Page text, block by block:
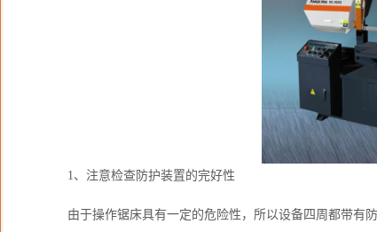
1、注意检查防护装置的完好性
由于操作锯床具有一定的危险性，所以设备四周都带有